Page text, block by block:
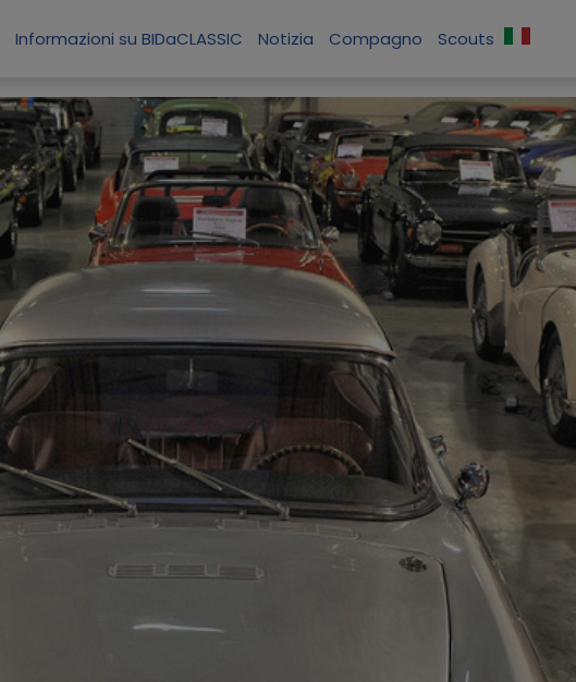
Informazioni su BIDaCLASSIC Notizia Compagno Scouts